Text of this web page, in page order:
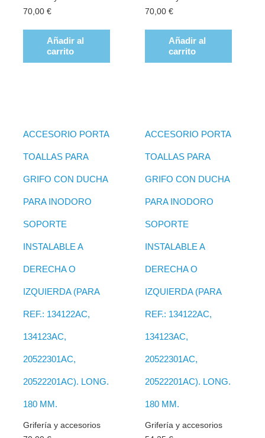
70,00€
Añadir al
carrito
70,00 €
Añadir al
carrito
ACCESORIO PORTA
TOALLAS PARA
GRIFO CON DUCHA
PARA INODORO
SOPORTE
INSTALABLE A
DERECHA O
IZQUIERDA (PARA
REF.: 134122AC,
134123AC,
20522301AC,
20522201AC). LONG.
180 MM.
Grifería y accesorios
ACCESORIO PORTA
TOALLAS PARA
GRIFO CON DUCHA
PARA INODORO
SOPORTE
INSTALABLE A
DERECHA O
IZQUIERDA (PARA
REF.: 134122AC,
134123AC,
20522301AC,
20522201AC). LONG.
180 MM.
Grifería y accesorios